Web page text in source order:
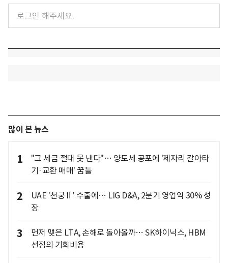
많이 본 뉴스
1
"그 세금 절대 못 낸다"… 양도세 공포에 '제자리 갈아타
기·교환 매매' 꿈틀
2
UAE '천궁Ⅱ' 수출에… LIG D&A, 2분기 영업익 30% 성
장
3
먼저 맺은 LTA, 손해로 돌아올까… SK하이닉스, HBM
선점의 기회비용